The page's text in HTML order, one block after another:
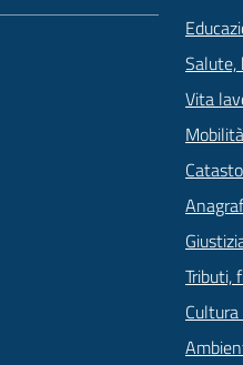
Salute,
Vita
Tributi,